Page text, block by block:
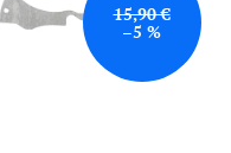
15,90 €
–5 %